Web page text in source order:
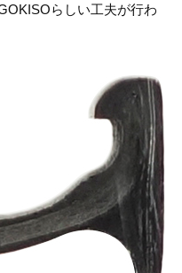
らしい工夫が行わ